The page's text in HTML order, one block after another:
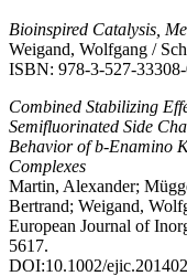
Bioinspired Catalysis,
Weigand, Wolfgang /
ISBN: 978-3-527-
Combined Stabilizing
Semifluorinated Side
Behavior of b-Enamino
Complexes
Martin, Alexander;
Bertrand; Weigand,
European Journal of
5617.
DOI:10.1002/